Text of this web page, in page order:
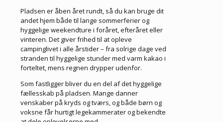
Pladsen er åben året rundt, så du kan bruge dit
andet hjem både til lange sommerferier og
hyggelige weekendture i foråret, efteråret eller
vinteren. Det giver frihed til at opleve
campinglivet i alle årstider – fra solrige dage ved
stranden til hyggelige stunder med varm kakao i
forteltet, mens regnen drypper udenfor.
Som fastligger bliver du en del af det hyggelige
fællesskab på pladsen. Mange danner
venskaber på kryds og tværs, og både børn og
voksne får hurtigt legekammerater og bekendte